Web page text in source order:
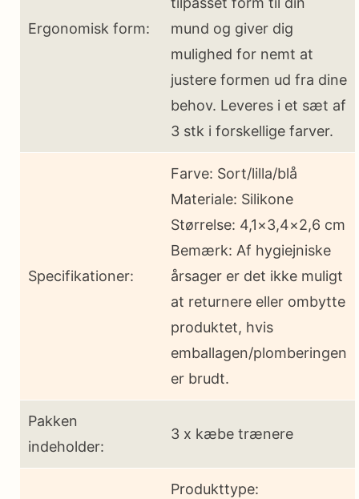
Ergonomisk form:
mund og giver dig
mulighed for nemt at
justere formen ud fra dine
behov. Leveres i et sæt af
3 stk i forskellige farver.
Specifikationer:
Farve: Sort/lilla/blå
Materiale: Silikone
Størrelse: 4,1×3,4×2,6 cm
Bemærk: Af hygiejniske
årsager er det ikke muligt
at returnere eller ombytte
produktet, hvis
emballagen/plomberingen
er brudt.
Pakken
indeholder:
3 x kæbe trænere
Produkttype: